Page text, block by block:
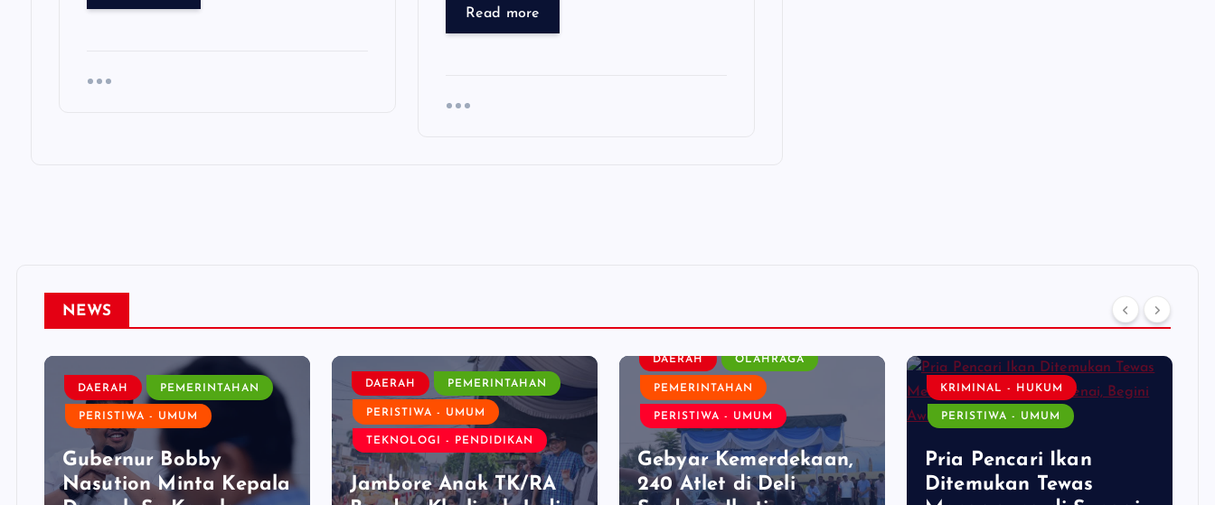
Read more
NEWS
DAERAH PEMERINTAHAN
PERISTIWA - UMUM
Gubernur Bobby
Nasution Minta Kepala
DAERAH PEMERINTAHAN
PERISTIWA - UMUM
TEKNOLOGI - PENDIDIKAN
Jambore Anak TK/RA
DAERAH OLAHRAGA
PEMERINTAHAN
PERISTIWA - UMUM
Gebyar Kemerdekaan,
240 Atlet di Deli
KRIMINAL - HUKUM
PERISTIWA - UMUM
Pria Pencari Ikan
Ditemukan Tewas